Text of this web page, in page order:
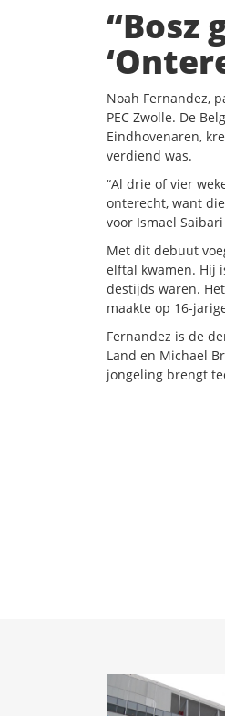
“Bosz
Noah Fernandez,
PEC Zwolle. De
Eindhovenaren,
verdiend was.
“Al drie of vier
onterecht, want
voor Ismael
Met dit debuut
elftal kwamen. Hij
destijds waren.
maakte op 16-
Fernandez is de
Land en Michael
jongeling brengt